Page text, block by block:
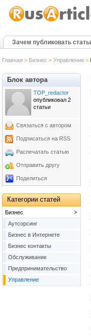
Зачем публиковать
Главная > Бизнес > Управление>
Блок автора
TOP_redactor
опубликовал 2
статьи
Связаться с автором
Подписаться на RSS
Распечатать статью
Отправить другу
Поделиться
Категории статей
Бизнес
Аутсорсинг
Бизнес в Интернете
Бизнес контакты
Обслуживание
Предпринимательство
Управление